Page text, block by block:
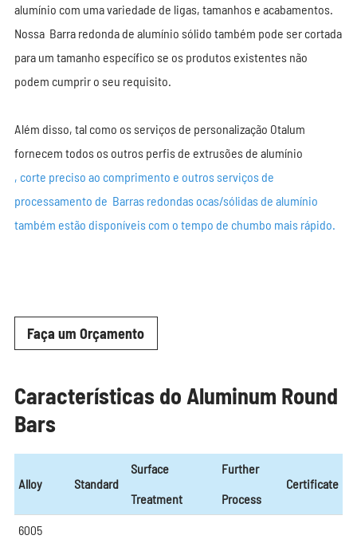
alumínio com uma variedade de ligas, tamanhos e acabamentos.
Nossa Barra redonda de alumínio sólido também pode ser cortada
para um tamanho específico se os produtos existentes não
podem cumprir o seu requisito.
Além disso, tal como os serviços de personalização Otalum
fornecem todos os outros perfis de extrusões de alumínio
, corte preciso ao comprimento e outros serviços de
processamento de Barras redondas ocas/sólidas de alumínio
também estão disponíveis com o tempo de chumbo mais rápido.
Faça um Orçamento
Características do Aluminum Round
Bars
Alloy Standard
Surface
Treatment
Further
Process
Certificate
6005